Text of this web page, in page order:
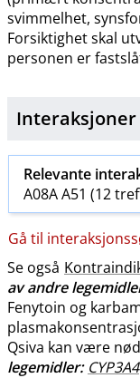
svimmelhet,
Forsiktighet skal
personen er
Interaksjoner
Relevante
A08A A51 (12
Gå til
Se også
av andre
Fenytoin og
Qsiva kan være
legemidler: CYP3A4